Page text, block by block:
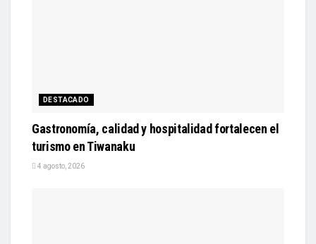
DESTACADO
Gastronomía, calidad y hospitalidad fortalecen el
turismo en Tiwanaku
4 agosto, 2026